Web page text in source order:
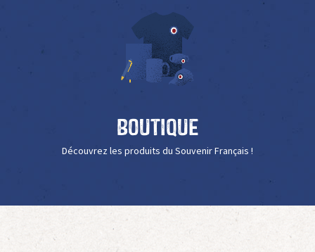
Boutique
Découvrez les produits du Souvenir Français !